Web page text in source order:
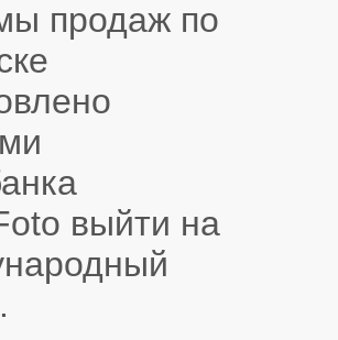
продаж по
выйти на